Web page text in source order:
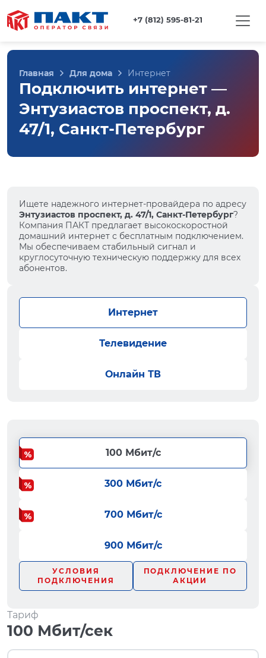
+7 (812) 595-81-21
Главная Для дома Интернет
Подключить интернет —
Энтузиастов проспект, д.
47/1, Санкт-Петербург
Ищете надежного интернет-провайдера по адресу
Энтузиастов проспект, д. 47/1, Санкт-Петербург?
Компания ПАКТ предлагает высокоскоростной
домашний интернет с бесплатным подключением.
Мы обеспечиваем стабильный сигнал и
круглосуточную техническую поддержку для всех
абонентов.
Интернет
Телевидение
Онлайн ТВ
100 Мбит/с
300 Мбит/с
700 Мбит/с
900 Мбит/с
УСЛОВИЯ
ПОДКЛЮЧЕНИЯ
ПОДКЛЮЧЕНИЕ ПО
АКЦИИ
Тариф
100 Мбит/сек